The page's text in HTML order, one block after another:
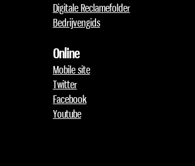
Digitale Reclamefolder
Bedrijvengids
Online
Mobile site
Twitter
Facebook
Youtube